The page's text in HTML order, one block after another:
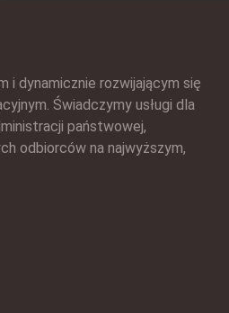
i dynamicznie rozwijającym się
Świadczymy usługi dla
państwowej,
odbiorców na najwyższym,